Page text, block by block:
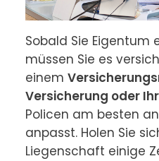
Sobald Sie Eigentum
müssen Sie es
einem
Versicherung oder
Policen am besten
anpasst. Holen Sie
Liegenschaft einige